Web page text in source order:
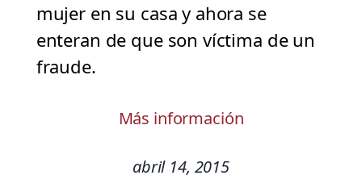
mujer en su casa y ahora se
enteran de que son víctima de un
fraude.
Más información
abril 14, 2015